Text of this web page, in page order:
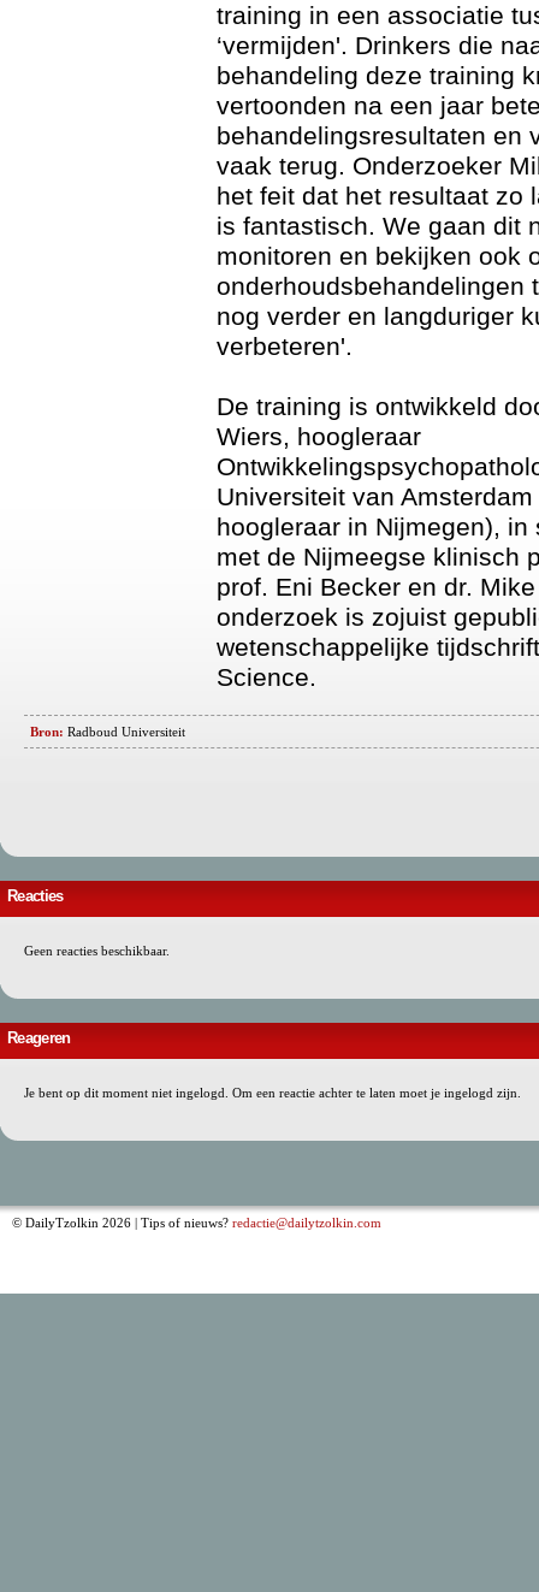
training in een associatie
‘vermijden'. Drinkers die
behandeling deze training
vertoonden na een jaar
behandelingsresultaten en
vaak terug. Onderzoeker
het feit dat het resultaat zo
is fantastisch. We gaan dit
monitoren en bekijken ook
onderhoudsbehandelingen
nog verder en langduriger
verbeteren'.
De training is ontwikkeld
Wiers, hoogleraar
Universiteit van
hoogleraar in Nijmegen), in
met de Nijmeegse klinisch
prof. Eni Becker en dr.
onderzoek is zojuist
wetenschappelijke
Science.
Bron: Radboud Universiteit
Reacties
Geen reacties beschikbaar.
Reageren
Je bent op dit moment niet ingelogd. Om een reactie achter te laten moet je ingelogd zijn.
© DailyTzolkin 2026 | Tips of nieuws? redactie@dailytzolkin.com